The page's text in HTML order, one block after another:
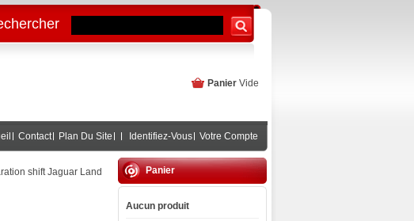
Panier Vide
Contact Plan Du Site Identifiez-Vous Votre Compte
shift Jaguar Land
Panier
Aucun produit